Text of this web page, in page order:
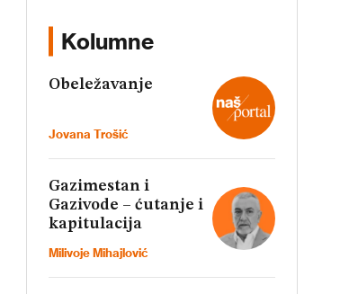
Kolumne
Obeležavanje
Jovana Trošić
Gazimestan i
Gazivode – ćutanje i
kapitulacija
Milivoje Mihajlović